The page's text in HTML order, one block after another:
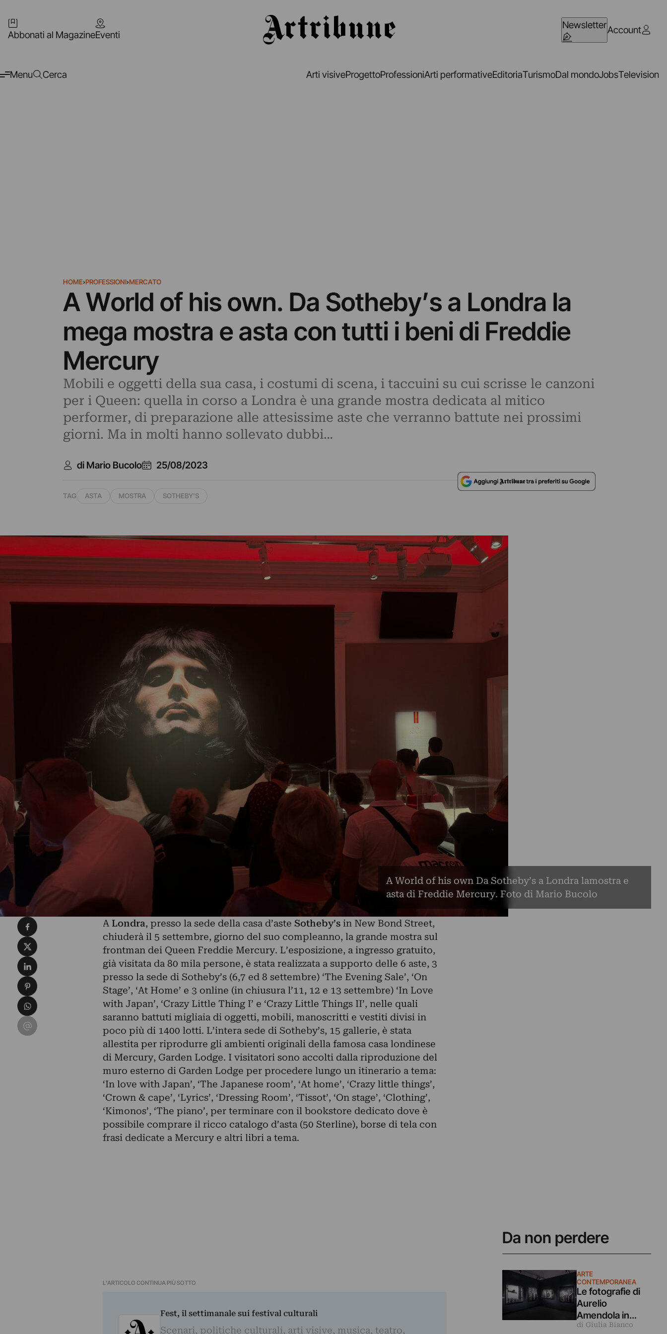
Abbonati al MagazineEventi
NewsletterAccount
Menu Cerca Arti visiveProgettoProfessioniArti performativeEditoriaTurismoDal mondoJobsTelevision
HOME›PROFESSIONI›MERCATO
A World of his own. Da Sotheby’s a Londra la
mega mostra e asta con tutti i beni di Freddie
Mercury
Mobili e oggetti della sua casa, i costumi di scena, i taccuini su cui scrisse le canzoni
per i Queen: quella in corso a Londra è una grande mostra dedicata al mitico
performer, di preparazione alle attesissime aste che verranno battute nei prossimi
giorni. Ma in molti hanno sollevato dubbi…
di Mario Bucolo 25/08/2023
TAG ASTA MOSTRA SOTHEBY’S
A World of his own Da Sotheby’s a Londra lamostra e
asta di Freddie Mercury. Foto di Mario Bucolo
A Londra, presso la sede della casa d’aste Sotheby’sin New Bond Street,
chiuderà il 5 settembre, giorno del suo compleanno, la grande mostra sul
frontman dei Queen Freddie Mercury. L’esposizione, a ingresso gratuito,
già visitata da 80 mila persone, è stata realizzata a supporto delle 6 aste, 3
presso la sede di Sotheby’s (6,7 ed 8 settembre) ‘The Evening Sale’, ‘On
Stage’, ‘At Home’ e 3 online (in chiusura l’11, 12 e 13 settembre) ‘In Love
with Japan’, ‘Crazy Little Thing I’ e ‘Crazy Little Things II’, nelle quali
saranno battuti migliaia di oggetti, mobili, manoscritti e vestiti divisi in
poco più di 1400 lotti. L’intera sede di Sotheby’s, 15 gallerie, è stata
allestita per riprodurre gli ambienti originali della famosa casa londinese
di Mercury, Garden Lodge. I visitatori sono accolti dalla riproduzione del
muro esterno di Garden Lodge per procedere lungo un itinerario a tema:
‘In love with Japan’, ‘The Japanese room’, ‘At home’, ‘Crazy little things’,
‘Crown & cape’, ‘Lyrics’, ‘Dressing Room’, ‘Tissot’, ‘On stage’, ‘Clothing’,
‘Kimonos’, ‘The piano’, per terminare con il bookstore dedicato dove è
possibile comprare il ricco catalogo d’asta (50 Sterline), borse di tela con
frasi dedicate a Mercury e altri libri a tema.
L'ARTICOLO CONTINUA PIÙ SOTTO
Fest, il settimanale sui festival culturali
Scenari, politiche culturali, arti visive, musica, teatro,
Da non perdere
ARTE
CONTEMPORANEA
Le fotografie di
Aurelio
Amendola in
dialogo coi
di Giulia Bianco
Condividi su Facebook
Condividi su X
Condividi su LinkedIn
Condividi su Pinterest
Condividi su WhatsApp
Condividi su Email